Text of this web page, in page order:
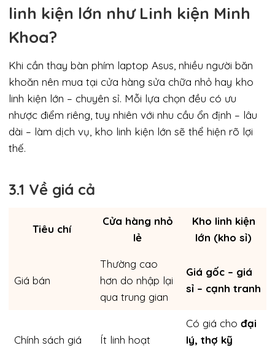
linh kiện lớn như Linh kiện Minh
Khoa?
Khi cần thay bàn phím laptop Asus, nhiều người băn
khoăn nên mua tại cửa hàng sửa chữa nhỏ hay kho
linh kiện lớn – chuyên sỉ. Mỗi lựa chọn đều có ưu
nhược điểm riêng, tuy nhiên với nhu cầu ổn định – lâu
dài – làm dịch vụ, kho linh kiện lớn sẽ thể hiện rõ lợi
thế.
3.1 Về giá cả
Tiêu chí
Cửa hàng nhỏ
lẻ
Kho linh kiện
lớn (kho sỉ)
Giá bán
Thường cao
hơn do nhập lại
qua trung gian
Giá gốc – giá
sỉ – cạnh tranh
Chính sách giá Ít linh hoạt
Có giá cho đại
lý, thợ kỹ